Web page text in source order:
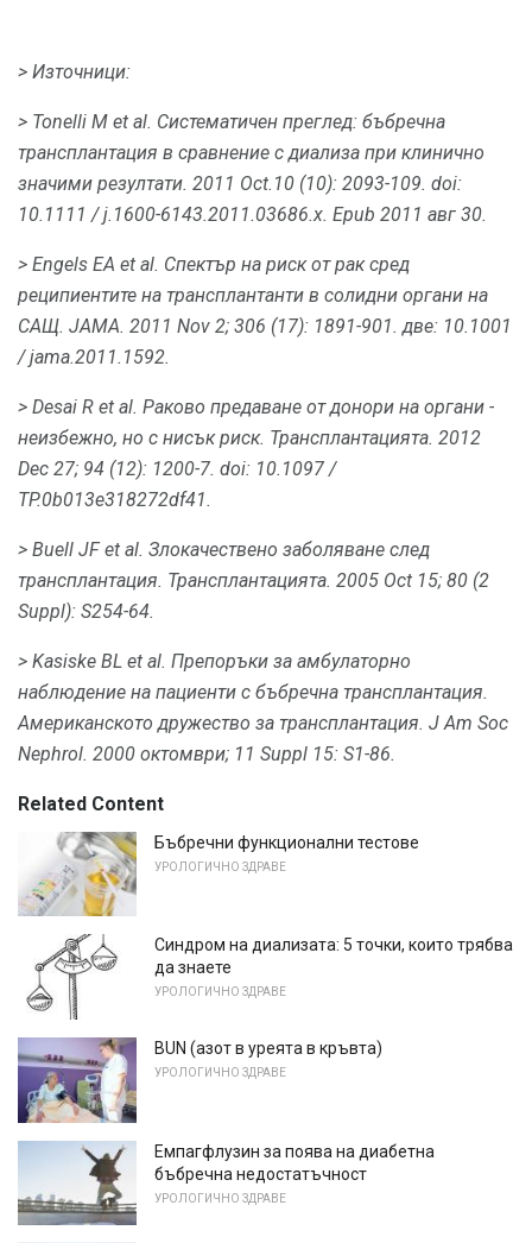
> Източници:
> Tonelli М et al. Систематичен преглед: бъбречна
трансплантация в сравнение с диализа при клинично
значими резултати. 2011 Oct.10 (10): 2093-109. doi:
10.1111 / j.1600-6143.2011.03686.x. Epub 2011 авг 30.
> Engels EA et al. Спектър на риск от рак сред
реципиентите на трансплантанти в солидни органи на
САЩ. JAMA. 2011 Nov 2; 306 (17): 1891-901. две: 10.1001
/ jama.2011.1592.
> Desai R et al. Раково предаване от донори на органи -
неизбежно, но с нисък риск. Трансплантацията. 2012
Dec 27; 94 (12): 1200-7. doi: 10.1097 /
TP.0b013e318272df41.
> Buell JF et al. Злокачествено заболяване след
трансплантация. Трансплантацията. 2005 Oct 15; 80 (2
Suppl): S254-64.
> Kasiske BL et al. Препоръки за амбулаторно
наблюдение на пациенти с бъбречна трансплантация.
Американското дружество за трансплантация. J Am Soc
Nephrol. 2000 октомври; 11 Suppl 15: S1-86.
Related Content
Бъбречни функционални тестове
УРОЛОГИЧНО ЗДРАВЕ
Синдром на диализата: 5 точки, които трябва
да знаете
УРОЛОГИЧНО ЗДРАВЕ
BUN (азот в уреята в кръвта)
УРОЛОГИЧНО ЗДРАВЕ
Емпагфлузин за поява на диабетна
бъбречна недостатъчност
УРОЛОГИЧНО ЗДРАВЕ